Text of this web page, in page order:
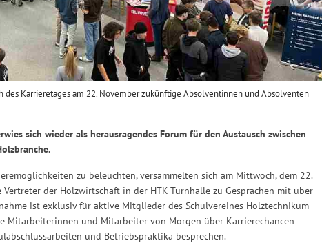
Karrieretages am 22. November zukünftige Absolventinnen und Absolventen
sich wieder als herausragendes Forum für den Austausch zwischen
zu beleuchten, versammelten sich am Mittwoch, dem 22.
der Holzwirtschaft in der HTK-Turnhalle zu Gesprächen mit über
ist exklusiv für aktive Mitglieder des Schulvereines Holztechnikum
und Mitarbeiter von Morgen über Karrierechancen
und Betriebspraktika besprechen.